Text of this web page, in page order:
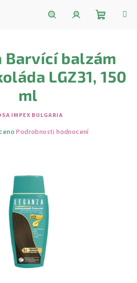
košík
Barvící balzám
LGZ31, 150
ml
IMPEX BULGARIA
Podrobnosti hodnocení